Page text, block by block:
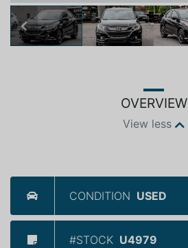
Previous
OVERVIEW
View less
CONDITION USED
#STOCK U4979